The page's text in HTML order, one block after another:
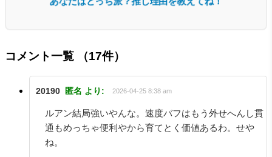
コメント一覧 （17件）
20190 匿名 より: 2026-04-25 8:38 am
ルアン結局強いやんな。速度バフはもう外せへんし貫
通もめっちゃ便利やから育てとく価値あるわ。せや
ね。